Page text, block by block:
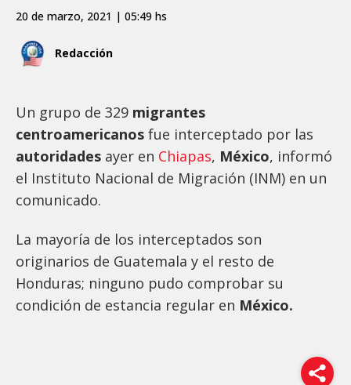
Redacción
20 de marzo, 2021 | 05:49 hs
Un grupo de 329 migrantes
centroamericanos fue interceptado por las
autoridades ayer en Chiapas, México, informó
el Instituto Nacional de Migración (INM) en un
comunicado.
La mayoría de los interceptados son
originarios de Guatemala y el resto de
Honduras; ninguno pudo comprobar su
condición de estancia regular en México.